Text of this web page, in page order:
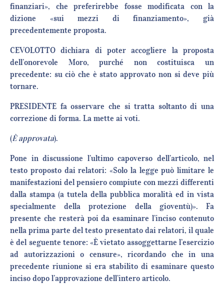
finanziari», che preferirebbe fosse modificata con la
dizione «sui mezzi di finanziamento», già
precedentemente proposta.
CEVOLOTTO dichiara di poter accogliere la proposta
dell’onorevole Moro, purché non costituisca un
precedente: su ciò che è stato approvato non si deve più
tornare.
PRESIDENTE fa osservare che si tratta soltanto di una
correzione di forma. La mette ai voti.
(È approvata).
Pone in discussione l’ultimo capoverso dell’articolo, nel
testo proposto dai relatori: «Solo la legge può limitare le
manifestazioni del pensiero compiute con mezzi differenti
dalla stampa (a tutela della pubblica moralità ed in vista
specialmente della protezione della gioventù)». Fa
presente che resterà poi da esaminare l’inciso contenuto
nella prima parte del testo presentato dai relatori, il quale
è del seguente tenore: «È vietato assoggettarne l’esercizio
ad autorizzazioni o censure», ricordando che in una
precedente riunione si era stabilito di esaminare questo
inciso dopo l’approvazione dell’intero articolo.